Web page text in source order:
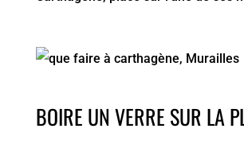
BOIRE UN VERRE SUR LA